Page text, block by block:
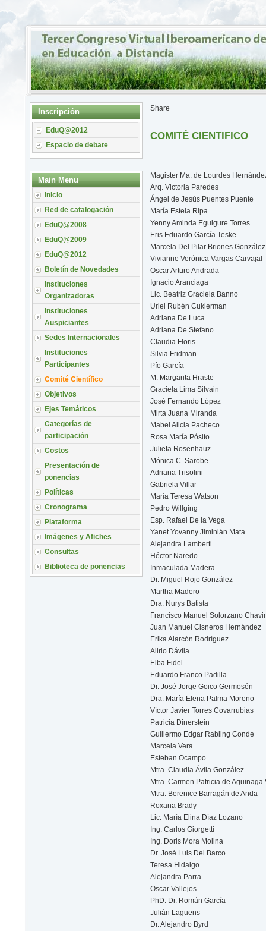
Inscripción
EduQ@2012
Espacio de debate
Main Menu
Inicio
Red de catalogación
EduQ@2008
EduQ@2009
EduQ@2012
Boletín de Novedades
Instituciones
Organizadoras
Instituciones
Auspiciantes
Sedes Internacionales
Instituciones
Participantes
Comité Científico
Objetivos
Ejes Temáticos
Categorías de
participación
Costos
Presentación de
ponencias
Políticas
Cronograma
Plataforma
Imágenes y Afiches
Consultas
Biblioteca de ponencias
Share
COMITÉ CIENTIFICO
Magister Ma. de Lourdes
Arq. Victoria Paredes
Ángel de Jesús Puentes Puente
María Estela Ripa
Yenny Aminda Eguigure Torres
Eris Eduardo García Teske
Marcela Del Pilar Briones González
Vivianne Verónica Vargas Carvajal
Oscar Arturo Andrada
Ignacio Aranciaga
Lic. Beatriz Graciela Banno
Uriel Rubén Cukierman
Adriana De Luca
Adriana De Stefano
Claudia Floris
Silvia Fridman
Pío García
M. Margarita Hraste
Graciela Lima Silvain
José Fernando López
Mirta Juana Miranda
Mabel Alicia Pacheco
Rosa María Pósito
Julieta Rosenhauz
Mónica C. Sarobe
Adriana Trisolini
Gabriela Villar
María Teresa Watson
Pedro Willging
Esp. Rafael De la Vega
Yanet Yovanny Jiminián Mata
Alejandra Lamberti
Héctor Naredo
Inmaculada Madera
Dr. Miguel Rojo González
Martha Madero
Dra. Nurys Batista
Francisco Manuel Solorzano
Juan Manuel Cisneros Hernández
Erika Alarcón Rodríguez
Alirio Dávila
Elba Fidel
Eduardo Franco Padilla
Dr. José Jorge Goico Germosén
Dra. María Elena Palma Moreno
Víctor Javier Torres Covarrubias
Patricia Dinerstein
Guillermo Edgar Rabling Conde
Marcela Vera
Esteban Ocampo
Mtra. Claudia Ávila González
Mtra. Carmen Patricia de Aguinaga
Mtra. Berenice Barragán de Anda
Roxana Brady
Lic. María Elina Díaz Lozano
Ing. Carlos Giorgetti
Ing. Doris Mora Molina
Dr. José Luis Del Barco
Teresa Hidalgo
Alejandra Parra
Oscar Vallejos
PhD. Dr. Román García
Julián Laguens
Dr. Alejandro Byrd